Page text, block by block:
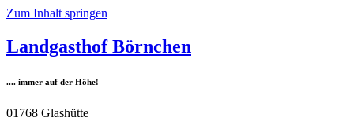
Zum Inhalt springen
Landgasthof Börnchen
.... immer auf der Höhe!
01768 Glashütte